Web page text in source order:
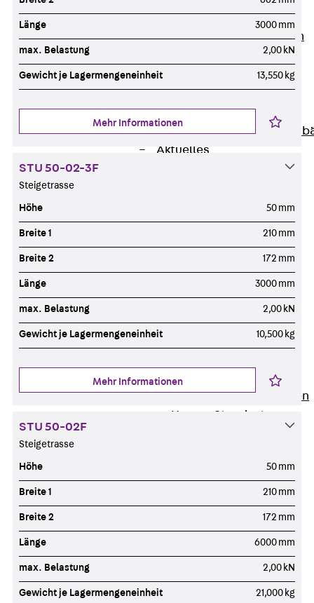
Unternehmen
Zurück Unternehmen
Werte & Philosophie
Service & Qualität
Unsere Geschichte
Mitgliedschaften &
Aktuelles
Kontakt
Zurück Kontakt
Ansprechpersonen
Technische Beratung
Standorte
Newsletter
Karriere
Stellenausschreibungen
Unsere Standorte
Länge 3000 mm
max. Belastung 2,00 kN
Gewicht je Lagermengeneinheit 13,550 kg
Mehr Informationen
STU 50-02-3F
Steigetrasse
Höhe 50 mm
Breite 1 210 mm
Breite 2 172 mm
Länge 3000 mm
max. Belastung 2,00 kN
Gewicht je Lagermengeneinheit 10,500 kg
Mehr Informationen
STU 50-02F
Steigetrasse
Höhe 50 mm
Breite 1 210 mm
Breite 2 172 mm
Länge 6000 mm
max. Belastung 2,00 kN
Gewicht je Lagermengeneinheit 21,000 kg